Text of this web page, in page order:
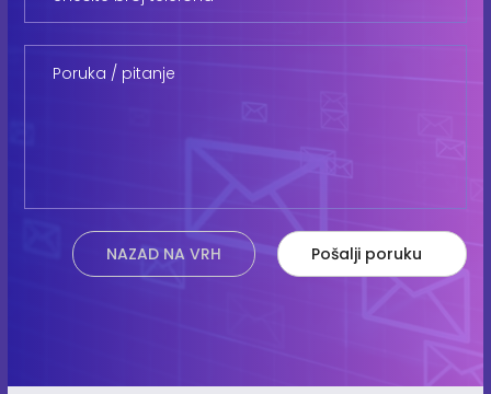
NAZAD NA VRH Pošalji poruku